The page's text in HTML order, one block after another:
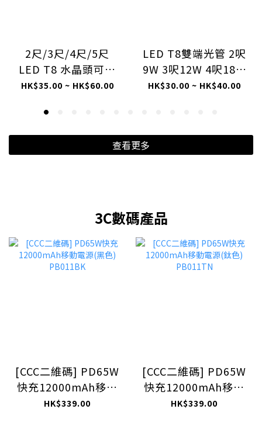
2尺/3尺/4尺/5尺
LED T8 水晶頭可折
疊雙端光管支架
HK$35.00 ~ HK$60.00
LED T8雙端光管 2呎
9W 3呎12W 4呎18W
G13 白光6500K / 米
HK$30.00 ~ HK$40.00
查看更多
3C數碼產品
[CCC二維碼] PD65W
快充12000mAh移動
電源(黑色) PB011BK
HK$339.00
[CCC二維碼] PD65W
快充12000mAh移動
電源(鈦色) PB011TN
HK$339.00